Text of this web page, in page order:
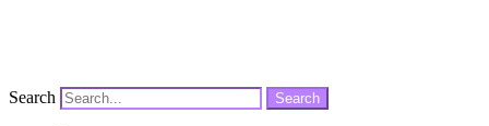
Search Search